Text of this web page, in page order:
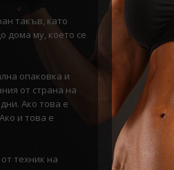
такъв, като
дома му, което се
опаковка и
от страна на
Ако това е
и това е
техник на